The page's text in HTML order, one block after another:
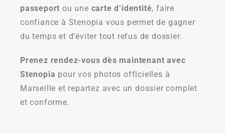
passeport ou une carte d’identité, faire
confiance à Stenopia vous permet de gagner
du temps et d’éviter tout refus de dossier.
Prenez rendez-vous dès maintenant avec
Stenopia pour vos photos officielles à
Marseille et repartez avec un dossier complet
et conforme.